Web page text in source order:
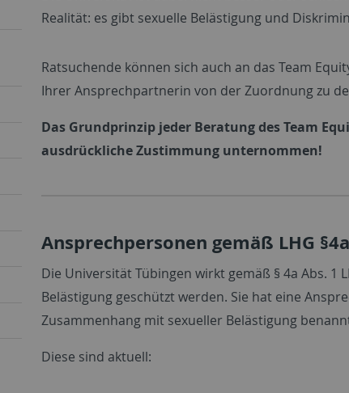
Realität: es gibt sexuelle Belästigung und
Ratsuchende können sich auch an das Team
Ihrer Ansprechpartnerin von der Zuordnung zu
Das Grundprinzip jeder Beratung des Team
ausdrückliche Zustimmung unternommen!
Ansprechpersonen gemäß LHG
Die Universität Tübingen wirkt gemäß § 4a Abs.
Belästigung geschützt werden. Sie hat eine
Zusammenhang mit sexueller Belästigung
Diese sind aktuell: